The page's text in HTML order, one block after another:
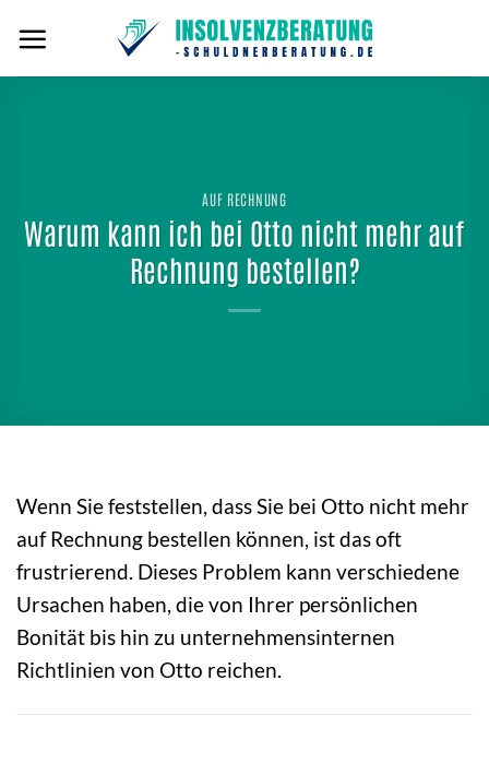
Inhalt
springen
AUF RECHNUNG
Warum kann ich bei Otto nicht mehr auf
Rechnung bestellen?
Wenn Sie feststellen, dass Sie bei Otto nicht mehr
auf Rechnung bestellen können, ist das oft
frustrierend. Dieses Problem kann verschiedene
Ursachen haben, die von Ihrer persönlichen
Bonität bis hin zu unternehmensinternen
Richtlinien von Otto reichen.